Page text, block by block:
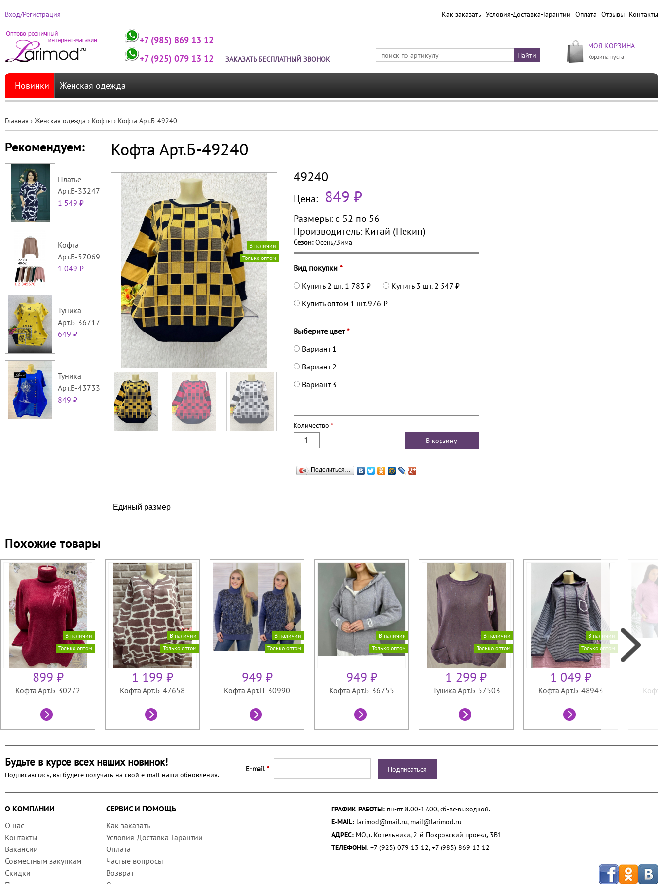
Вход/Регистрация
Как заказать Условия-Доставка-Гарантии Оплата Отзывы Контакты
+7 (985) 869 13 12
+7 (925) 079 13 12
ЗАКАЗАТЬ БЕСПЛАТНЫЙ ЗВОНОК
МОЯ КОРЗИНА
Корзина пуста
Новинки Женская одежда
Главная › Женская одежда › Кофты › Кофта Арт.Б-49240
Рекомендуем:
Платье
Арт.Б-33247
1 549 ₽
Кофта
Арт.Б-57069
1 049 ₽
Туника
Арт.Б-36717
649 ₽
Туника
Арт.Б-43733
849 ₽
Кофта Арт.Б-49240
Только оптом
В наличии
49240
Цена: 849 ₽
Размеры: с 52 по 56
Производитель: Китай (Пекин)
Сезон:Осень/Зима
Вид покупки *
Купить 2 шт. 1 783 ₽ Купить 3 шт. 2 547 ₽
Купить оптом 1 шт. 976 ₽
Выберите цвет*
Вариант 1
Вариант 2
Вариант 3
Количество *
Поделиться…
Единый размер
Похожие товары
В наличии
Только оптом
899 ₽
Кофта Арт.Б-30272
В наличии
Только оптом
1 199 ₽
Кофта Арт.Б-47658
В наличии
Только оптом
949 ₽
Кофта Арт.П-30990
В наличии
Только оптом
949 ₽
Кофта Арт.Б-36755
В наличии
Только оптом
1 299 ₽
Туника Арт.Б-57503
В наличии
Только оптом
1 049 ₽
Кофта Арт.Б-48943
Будьте в курсе всех наших новинок!
Подписавшись, вы будете получать на свой e-mail наши обновления.
E-mail*
О КОМПАНИИ
СЕРВИС И ПОМОЩЬ
О нас
Контакты
Вакансии
Совместным закупкам
Скидки
Как заказать
Условия-Доставка-Гарантии
Оплата
Частые вопросы
Возврат
ГРАФИК РАБОТЫ: пн-пт 8.00-17.00, сб-вс-выходной.
E-MAIL: larimod@mail.ru, mail@larimod.ru
АДРЕС: МО, г. Котельники, 2-й Покровский проезд, 3В1
ТЕЛЕФОНЫ: +7 (925) 079 13 12, +7 (985) 869 13 12